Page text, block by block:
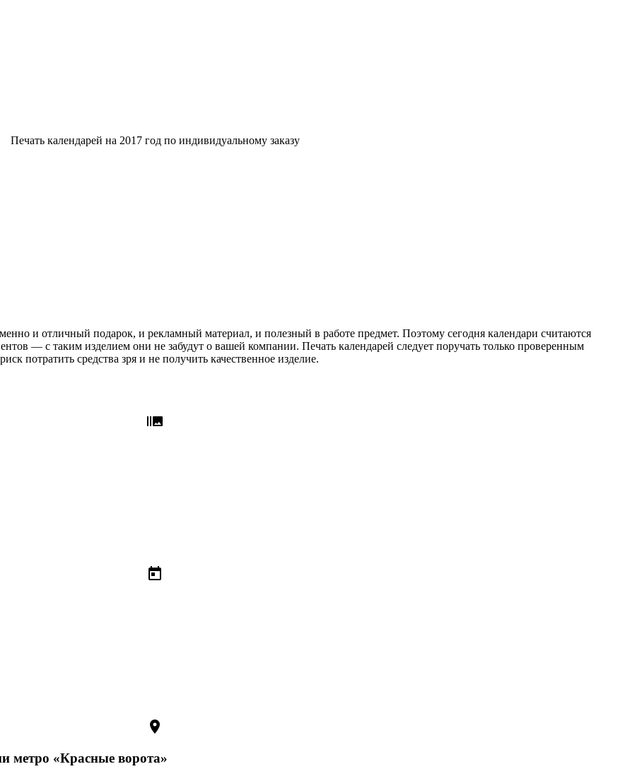
Печать календарей на 2017 год по индивидуальному заказу
и отличный подарок, и рекламный материал, и полезный в работе предмет. Поэтому сегодня календари считаются
— с таким изделием они не забудут о вашей компании. Печать календарей следует поручать только проверенным
потратить средства зря и не получить качественное изделие.
burst_mode
today
room
метро «Красные ворота»